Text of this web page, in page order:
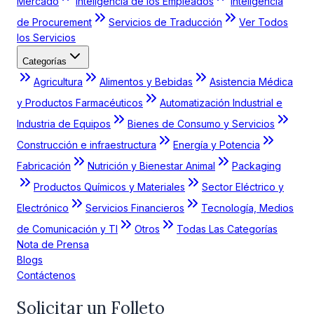
de Procurement
Servicios de Traducción
Ver Todos
los Servicios
Categorías
Agricultura Alimentos y Bebidas
Asistencia Médica
y Productos Farmacéuticos
Automatización Industrial e
Industria de Equipos
Bienes de Consumo y Servicios
Construcción e infraestructura
Energía y Potencia
Fabricación
Nutrición y Bienestar Animal
Packaging
Productos Químicos y Materiales
Sector Eléctrico y
Electrónico
Servicios Financieros
Tecnología, Medios
de Comunicación y TI
Otros
Todas Las Categorías
Nota de Prensa
Blogs
Contáctenos
Solicitar un Folleto